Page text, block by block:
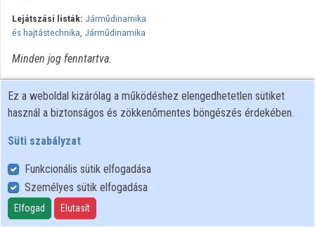
Lejátszási listák: Járműdinamika
és hajtástechnika, Járműdinamika
Minden jog fenntartva.
Felhasználói szabályzat
Adatkezelési tájékoztató
Süti szabályzat
Ez a weboldal kizárólag a működéshez elengedhetetlen sütiket
használ a biztonságos és zökkenőmentes böngészés érdekében.
Süti szabályzat
Funkcionális sütik elfogadása
Személyes sütik elfogadása
Elfogad Elutasít